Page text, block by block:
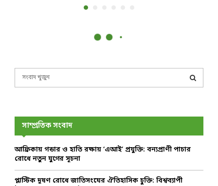
f
r
E
A
সাম্প্রতিক সংবাদ
আফ্রিকায় গন্ডার ও হাতি রক্ষায় ‘এআই’ প্রযুক্তি: বন্যপ্রাণী পাচার
রোধে নতুন যুগের সূচনা
প্লাস্টিক দূষণ রোধে জাতিসংঘের ঐতিহাসিক চুক্তি: বিশ্বব্যাপী